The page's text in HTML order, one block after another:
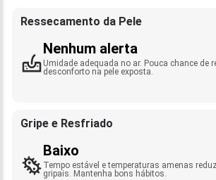
Ressecamento da Pele
Nenhum alerta
Umidade adequada no ar. Pouca chance de
desconforto na pele exposta.
Gripe e Resfriado
Baixo
Tempo estável e temperaturas amenas
gripais. Mantenha bons hábitos.